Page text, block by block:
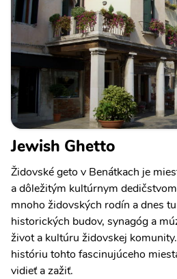
Jewish Ghetto
Židovské geto v Benátkach je
a dôležitým kultúrnym
mnoho židovských rodín a dnes
historických budov, synagóg a
život a kultúru židovskej
históriu tohto fascinujúceho
vidieť a zažiť.